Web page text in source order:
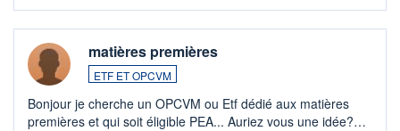
matières premières
ETF ET OPCVM
Bonjour je cherche un OPCVM ou Etf dédié aux matières
premières et qui soit éligible PEA... Auriez vous une idée?